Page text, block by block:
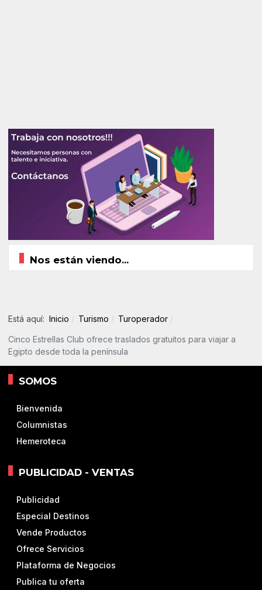
Nos están viendo...
Está aquí: Inicio Turismo Turoperador
Cinco Estrellas Club ofrece traslados gratuitos para viajar a
Egipto desde toda la península
SOMOS
Bienvenida
Columnistas
Hemeroteca
PUBLICIDAD - VENTAS
Publicidad
Especial Destinos
Vende Productos
Ofrece Servicios
Plataforma de Negocios
Publica tu oferta